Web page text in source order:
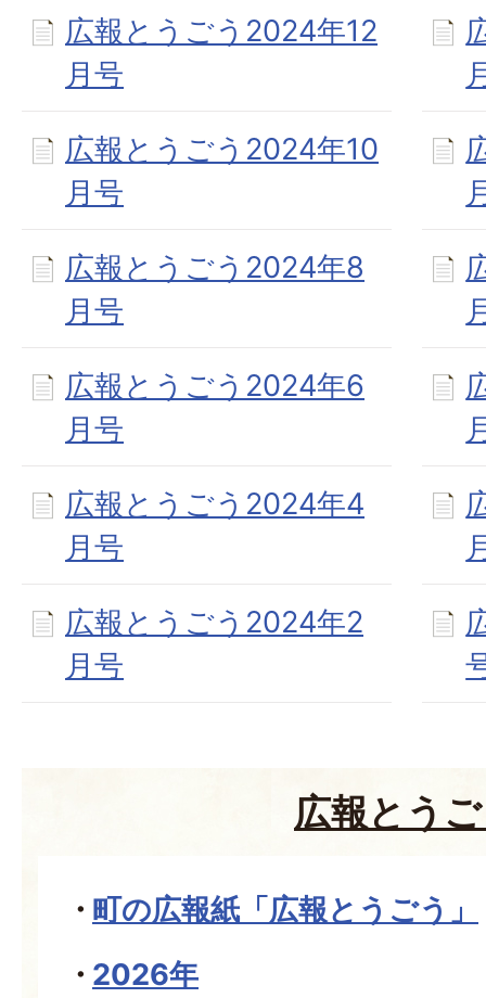
広報とうごう2024年12
月号
広報とうごう2024年10
月号
広報とうごう2024年8
月号
広報とうごう2024年6
月号
広報とうごう2024年4
月号
広報とうごう2024年2
月号
広報とう
町の広報紙「広報とうごう」
2026年